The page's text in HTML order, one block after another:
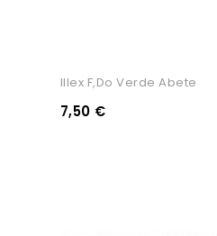
Illex F,do Verde Abete
7,50 €